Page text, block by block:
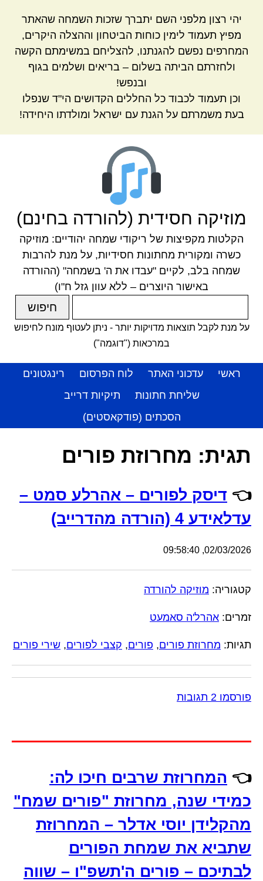
יהי רצון מלפני השם יתברך שזכות השמחה שהאתר
מפיץ תעמוד לימין כוחות הביטחון וההצלה היקרים,
המחרפים נפשם להגנתנו, להצליחם במשימתם הקשה
ולחזרתם הביתה בשלום – בריאים ושלמים בגוף
ובנפש!
וכן תעמוד לכבוד כל החללים הקדושים הי"ד שנפלו
בעת משמרתם על הגנת עם ישראל ומולדתו היחידה!
מוזיקה חסידית (להורדה בחינם)
הקלטות מקפיצות של ריקודי שמחה יהודיים: מוזיקה
כשרה ומקורית מחתונות חסידיות, על מנת להרבות
שמחה בלב, לקיים "עבדו את ה' בשמחה" (ההורדה
באישור היוצרים – ללא עוון גזל ח"ו)
על מנת לקבל תוצאות מדויקות יותר - ניתן לעטוף מונח לחיפוש
במרכאות ("דוגמה")
ראשי עדכוני האתר לוח הפרסום
רינגטונים
שליחת חתונות
תיקיות דרייב
הסכתים (פודקאסטים)
תגית: מחרוזת פורים
👈 דיסק לפורים – אהרלע סמט –
עדלאידע 4 (הורדה מהדרייב)
02/03/2026, 09:58:40
קטגוריה: מוזיקה להורדה
זמרים: אהרל'ה סאמעט
תגיות: מחרוזת פורים, פורים, קצבי לפורים, שירי פורים
פורסמו 2 תגובות
👈 המחרוזת שרבים חיכו לה:
כמידי שנה, מחרוזת "פורים שמח"
מהקלידן יוסי אדלר – המחרוזת
שתביא את שמחת הפורים
לבתיכם – פורים ה'תשפ"ו – שווה